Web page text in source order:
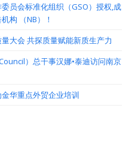
员会标准化组织（GSO）授权,成
构 （NB）！
大会 共探质量赋能新质生产力
）总干事汉娜•泰迪访问南京
华重点外贸企业培训